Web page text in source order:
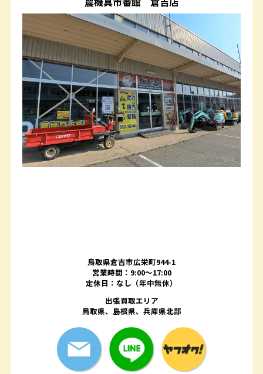
鳥取県倉吉市広栄町944-1
営業時間：9:00～17:00
定休日：なし（年中無休）
出張買取エリア
鳥取県、島根県、兵庫県北部